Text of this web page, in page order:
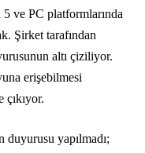
5 ve PC platformlarında
Şirket tarafından
altı çiziliyor.
erişebilmesi
çıkıyor.
yapılmadı;